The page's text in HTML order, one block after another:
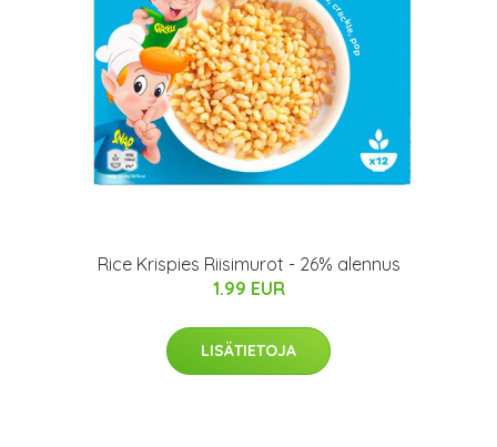
Rice Krispies Riisimurot - 26% alennus
1.99 EUR
LISÄTIETOJA